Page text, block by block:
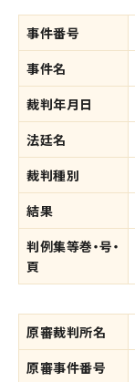
事件番号
事件名
裁判年月日
法廷名
裁判種別
結果
判例集等巻・号・
頁
原審裁判所名
原審事件番号